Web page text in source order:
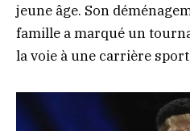
jeune âge. Son
famille a marqué un
la voie à une carrière